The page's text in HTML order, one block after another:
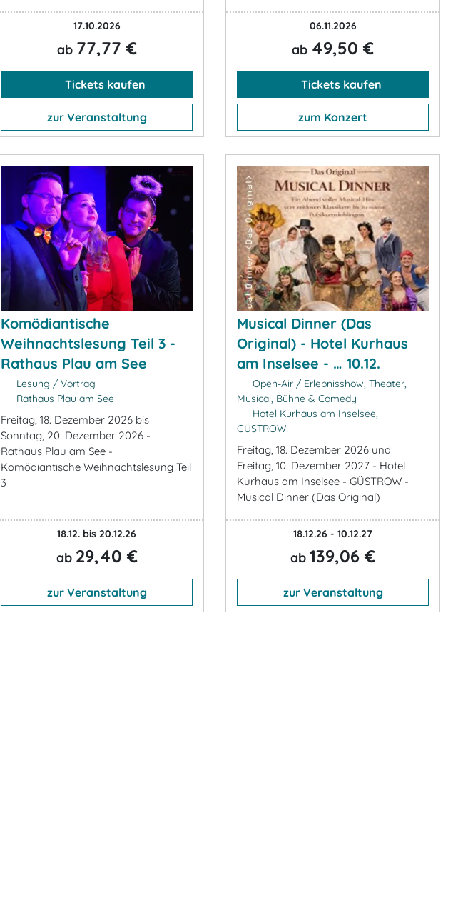
17.10.2026
ab 77,77 €
Tickets kaufen
zur Veranstaltung
06.11.2026
ab 49,50 €
Tickets kaufen
zum Konzert
Komödiantische
Weihnachtslesung Teil 3 -
Rathaus Plau am See
Lesung / Vortrag
Rathaus Plau am See
Freitag, 18. Dezember 2026 bis
Sonntag, 20. Dezember 2026 -
Rathaus Plau am See -
Komödiantische Weihnachtslesung Teil
3
18.12. bis 20.12.26
ab 29,40 €
zur Veranstaltung
Musical Dinner (Das
Original) - Hotel Kurhaus
am Inselsee - … 10.12.
Open-Air / Erlebnisshow, Theater,
Musical, Bühne & Comedy
Hotel Kurhaus am Inselsee,
GÜSTROW
Freitag, 18. Dezember 2026 und
Freitag, 10. Dezember 2027 - Hotel
Kurhaus am Inselsee - GÜSTROW -
Musical Dinner (Das Original)
18.12.26 - 10.12.27
ab 139,06 €
zur Veranstaltung